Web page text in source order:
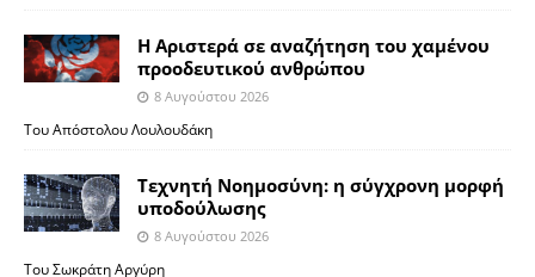
Η Αριστερά σε αναζήτηση του χαμένου
προοδευτικού ανθρώπου
8 Αυγούστου 2026
Του Απόστολου Λουλουδάκη
Τεχνητή Νοημοσύνη: η σύγχρονη μορφή
υποδούλωσης
8 Αυγούστου 2026
Του Σωκράτη Αργύρη